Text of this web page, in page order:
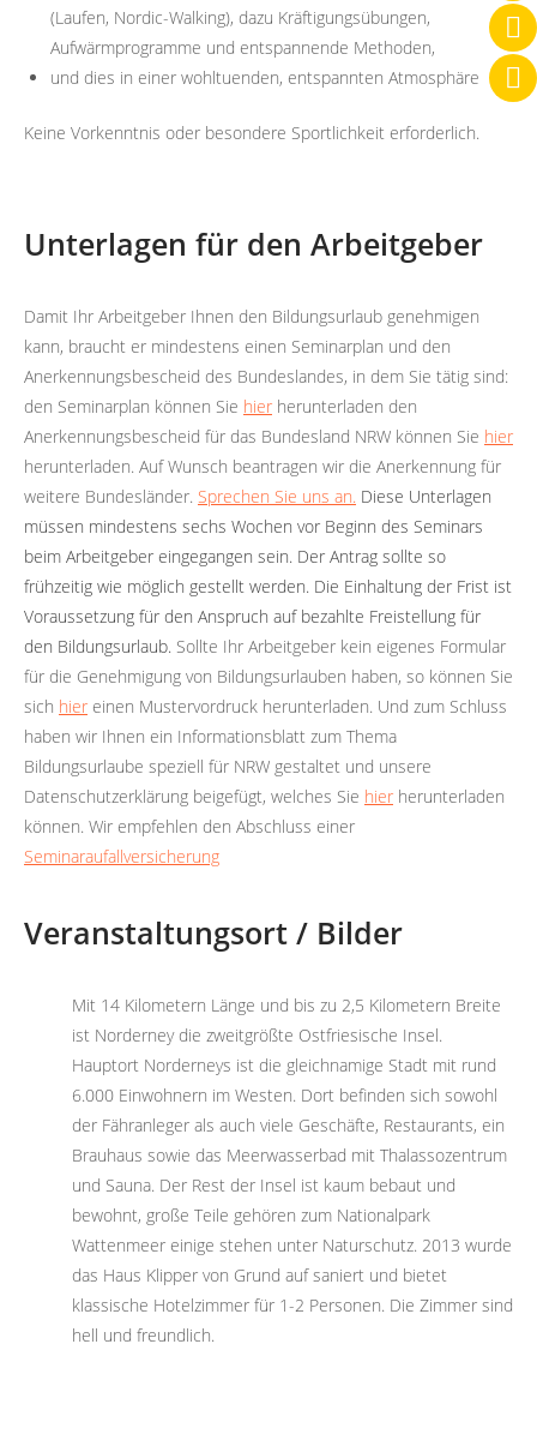
(Laufen, Nordic-Walking), dazu Kräftigungsübungen,
Aufwärmprogramme und entspannende Methoden,
und dies in einer wohltuenden, entspannten Atmosphäre
Keine Vorkenntnis oder besondere Sportlichkeit erforderlich.
Unterlagen für den Arbeitgeber
Damit Ihr Arbeitgeber Ihnen den Bildungsurlaub genehmigen
kann, braucht er mindestens einen Seminarplan und den
Anerkennungsbescheid des Bundeslandes, in dem Sie tätig sind:
den Seminarplan können Sie hier herunterladen den
Anerkennungsbescheid für das Bundesland NRW können Sie hier
herunterladen. Auf Wunsch beantragen wir die Anerkennung für
weitere Bundesländer. Sprechen Sie uns an. Diese Unterlagen
müssen mindestens sechs Wochen vor Beginn des Seminars
beim Arbeitgeber eingegangen sein. Der Antrag sollte so
frühzeitig wie möglich gestellt werden. Die Einhaltung der Frist ist
Voraussetzung für den Anspruch auf bezahlte Freistellung für
den Bildungsurlaub. Sollte Ihr Arbeitgeber kein eigenes Formular
für die Genehmigung von Bildungsurlauben haben, so können Sie
sich hier einen Mustervordruck herunterladen. Und zum Schluss
haben wir Ihnen ein Informationsblatt zum Thema
Bildungsurlaube speziell für NRW gestaltet und unsere
Datenschutzerklärung beigefügt, welches Sie hier herunterladen
können. Wir empfehlen den Abschluss einer
Seminaraufallversicherung
Veranstaltungsort / Bilder
Mit 14 Kilometern Länge und bis zu 2,5 Kilometern Breite
ist Norderney die zweitgrößte Ostfriesische Insel.
Hauptort Norderneys ist die gleichnamige Stadt mit rund
6.000 Einwohnern im Westen. Dort befinden sich sowohl
der Fähranleger als auch viele Geschäfte, Restaurants, ein
Brauhaus sowie das Meerwasserbad mit Thalassozentrum
und Sauna. Der Rest der Insel ist kaum bebaut und
bewohnt, große Teile gehören zum Nationalpark
Wattenmeer einige stehen unter Naturschutz. 2013 wurde
das Haus Klipper von Grund auf saniert und bietet
klassische Hotelzimmer für 1-2 Personen. Die Zimmer sind
hell und freundlich.